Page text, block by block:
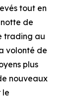
tout en
de
trading au
volonté de
plus
nouveaux
le